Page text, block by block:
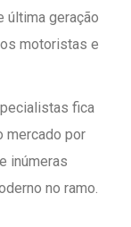
última geração
motoristas e
fica
mercado por
inúmeras
no ramo.